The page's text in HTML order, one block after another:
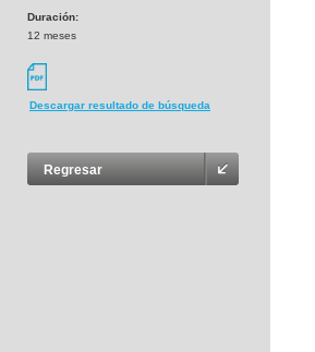
Duración:
12 meses
Descargar resultado de búsqueda
Regresar